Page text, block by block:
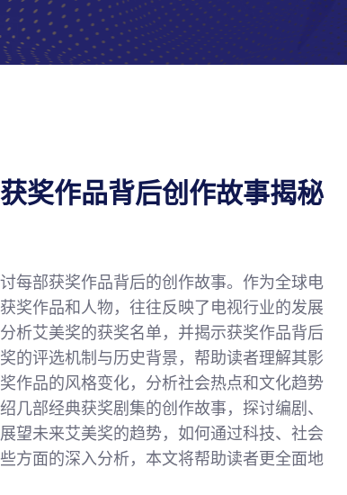
奖作品背后创作故事揭秘
每部获奖作品背后的创作故事。作为全球电
奖作品和人物，往往反映了电视行业的发展
析艾美奖的获奖名单，并揭示获奖作品背后
的评选机制与历史背景，帮助读者理解其影
作品的风格变化，分析社会热点和文化趋势
几部经典获奖剧集的创作故事，探讨编剧、
望未来艾美奖的趋势，如何通过科技、社会
方面的深入分析，本文将帮助读者更全面地